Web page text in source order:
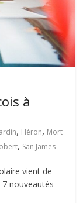
à
, Héron, Mort
, San James
vient de
nouveautés